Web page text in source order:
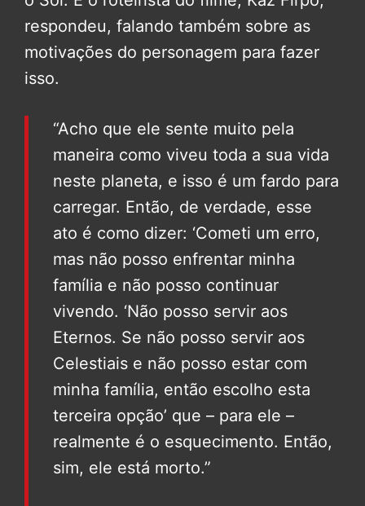
respondeu, falando também sobre as
motivações do personagem para fazer
isso.
“Acho que ele sente muito pela
maneira como viveu toda a sua vida
neste planeta, e isso é um fardo para
carregar. Então, de verdade, esse
ato é como dizer: ‘Cometi um erro,
mas não posso enfrentar minha
família e não posso continuar
vivendo. ‘Não posso servir aos
Eternos. Se não posso servir aos
Celestiais e não posso estar com
minha família, então escolho esta
terceira opção’ que – para ele –
realmente é o esquecimento. Então,
sim, ele está morto.”